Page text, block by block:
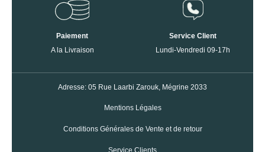
Paiement
A la Livraison
Service Client
Lundi-Vendredi 09-17h
Adresse: 05 Rue Laarbi Zarouk, Mégrine 2033
Mentions Légales
Conditions Générales de Vente et de retour
Service Clients